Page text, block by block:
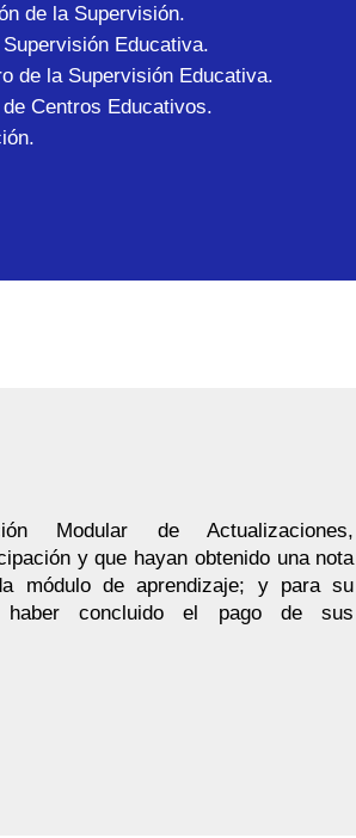
de la Supervisión.
Educativa.
de la Supervisión Educativa.
Centros Educativos.
Modular de Actualizaciones,
y que hayan obtenido una nota
módulo de aprendizaje; y para su
concluido el pago de sus